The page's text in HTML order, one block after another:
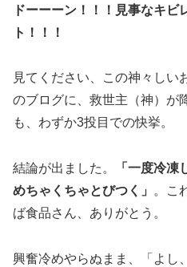
ドーーーン！！！見事なキビ
ト！！！
見てください、この神々しい
のブログに、救世主（神）が
も、わずか3投目での快挙。
結論が出ました。
「一度冷
めちゃくちゃとびつく」
。こ
ば食品さん、ありがとう。
興奮冷めやらぬまま、「よし